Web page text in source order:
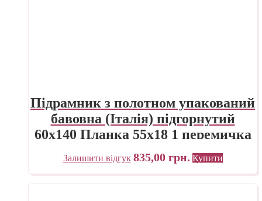
Підрамник з полотном упакований
бавовна (Італія) підгорнутий
60х140 Планка 55х18 1 перемичка
ПП Трек Україна
Залишити відгук 835,00 грн. Купити